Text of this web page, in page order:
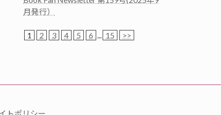
月発行）
1 2 3 4 5 6 ... 15 >>